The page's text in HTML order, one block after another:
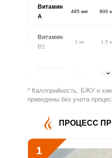
Витамин
A
485 мкг 900
Витамин
В1
1 мг 1.5
1.8 мг
Витамин
310.7 мг 500
Витамин
В5
* Каллорийность, БЖУ и
приведены без учета
ПРОЦЕСС
1